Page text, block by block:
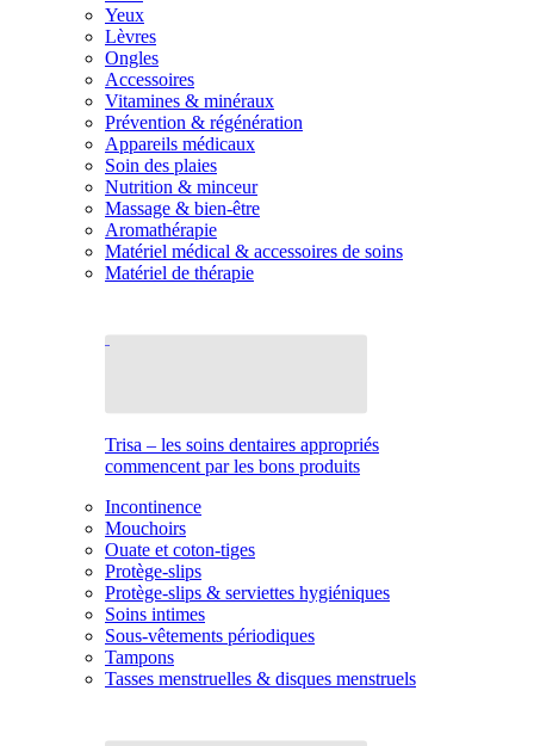
Yeux
Lèvres
Ongles
Accessoires
Vitamines & minéraux
Prévention & régénération
Appareils médicaux
Soin des plaies
Nutrition & minceur
Massage & bien-être
Aromathérapie
Matériel médical & accessoires de soins
Matériel de thérapie
Trisa – les soins dentaires appropriés
commencent par les bons produits
Incontinence
Mouchoirs
Ouate et coton-tiges
Protège-slips
Protège-slips & serviettes hygiéniques
Soins intimes
Sous-vêtements périodiques
Tampons
Tasses menstruelles & disques menstruels